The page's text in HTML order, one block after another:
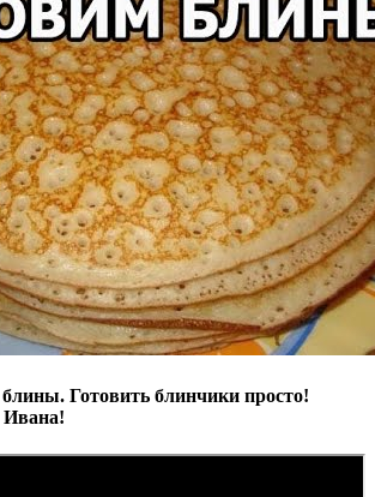
Готовить блинчики просто!
Ивана!